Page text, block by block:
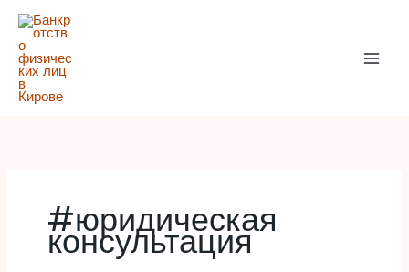
Перейти
содержимому
#юридическая
консультация